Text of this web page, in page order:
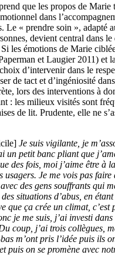
que les propos de Marie
dans
Le « prendre soin », adapté
devient central dans le
les émotions de Marie
et Laugier 2011) et
d’intervenir dans le
de tact et d’ingéniosité
lors des interventions à
: les milieux visités sont
de lit. Prudente, elle ne
Je suis vigilante, je
un petit banc pliant que
des fois, moi j’aime être à
usagers. Je me vois pas faire
des gens souffrants qui
situations d’abus, en étant
que ça crée un climat, c’est
je me suis, j’ai investi
coup, j’ai trois collègues,
m’ont pris l’idée puis ils
puis on se promène avec